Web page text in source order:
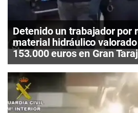
Detenido un trabajador por
material hidráulico
153.000 euros en Gran